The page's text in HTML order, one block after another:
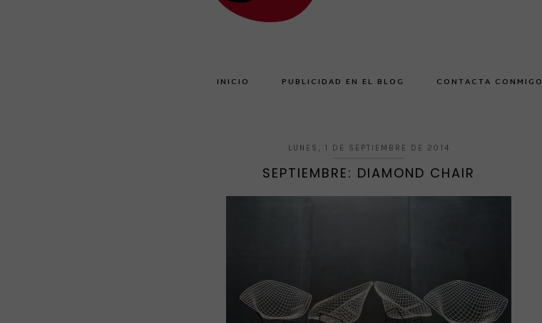
INICIO PUBLICIDAD EN EL BLOG CONTACTA CONMIGO
LUNES, 1 DE SEPTIEMBRE DE 2014
SEPTIEMBRE: DIAMOND CHAIR